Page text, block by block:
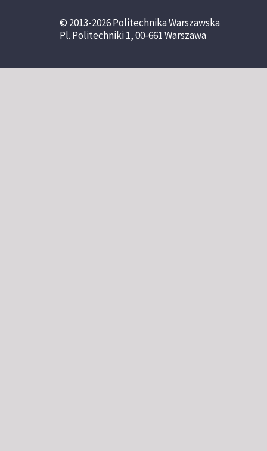
© 2013-2026 Politechnika Warszawska
Pl. Politechniki 1, 00-661 Warszawa